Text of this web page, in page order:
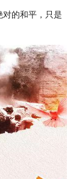
的和平，只是